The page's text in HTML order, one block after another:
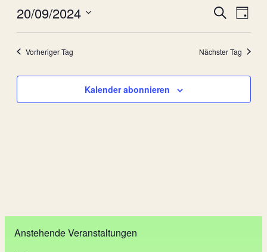
September
2024
Such-
und
SucheTag
20/09/2024
Datum
Vorheriger Tag Nächster Tag
Kalender abonnieren
Anstehende Veranstaltungen